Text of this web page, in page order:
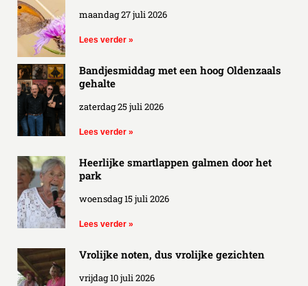
maandag 27 juli 2026
Lees verder »
Bandjesmiddag met een hoog Oldenzaals
gehalte
zaterdag 25 juli 2026
Lees verder »
Heerlijke smartlappen galmen door het
park
woensdag 15 juli 2026
Lees verder »
Vrolijke noten, dus vrolijke gezichten
vrijdag 10 juli 2026